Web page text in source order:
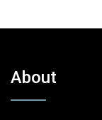
About